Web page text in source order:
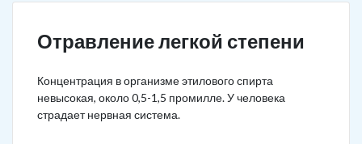
Отравление легкой степени
Концентрация в организме этилового спирта
невысокая, около 0,5-1,5 промилле. У человека
страдает нервная система.